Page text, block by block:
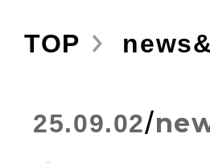
TOP
25.09.02/